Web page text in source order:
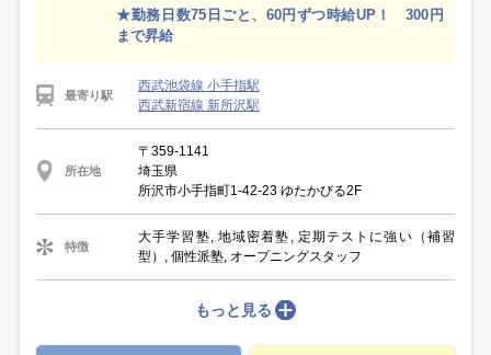
★勤務日数75日ごと、60円ずつ時給UP！ 300円
まで昇給
最寄り駅
西武池袋線 小手指駅
西武新宿線 新所沢駅
所在地
〒359-1141
埼玉県
所沢市小手指町1-42-23 ゆたかびる2F
特徴
大手学習塾, 地域密着塾, 定期テストに強い（補習
型）, 個性派塾, オープニングスタッフ
もっと見る